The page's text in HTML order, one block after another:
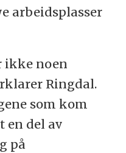
arbeidsplasser
ikke noen
Ringdal.
som kom
en del av
på